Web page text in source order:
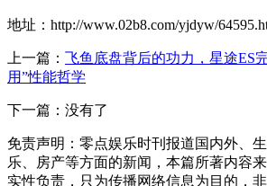
地址：http://www.02b8.com/yjdyw/
上一篇： 飞鱼底盘背后的功力，星途ES
用”性能哲学
下一篇：没有了
免责声明：零点娱乐时刊报道国内外、
乐、房产等方面的新闻，本篇所著内容
实性负责，只为传播网络信息为目的，